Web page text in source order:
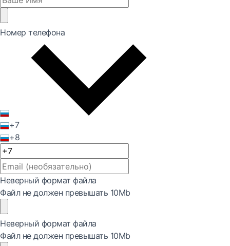
Номер телефона
+7
+8
Неверный формат файла
Файл не должен превышать 10Mb
Неверный формат файла
Файл не должен превышать 10Mb